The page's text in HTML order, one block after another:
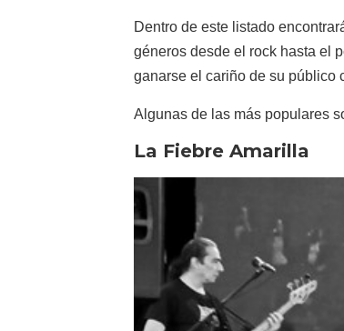
Dentro de este listado
géneros desde el rock hasta el
ganarse el cariño de su público
Algunas de las más populares
La Fiebre Amarilla